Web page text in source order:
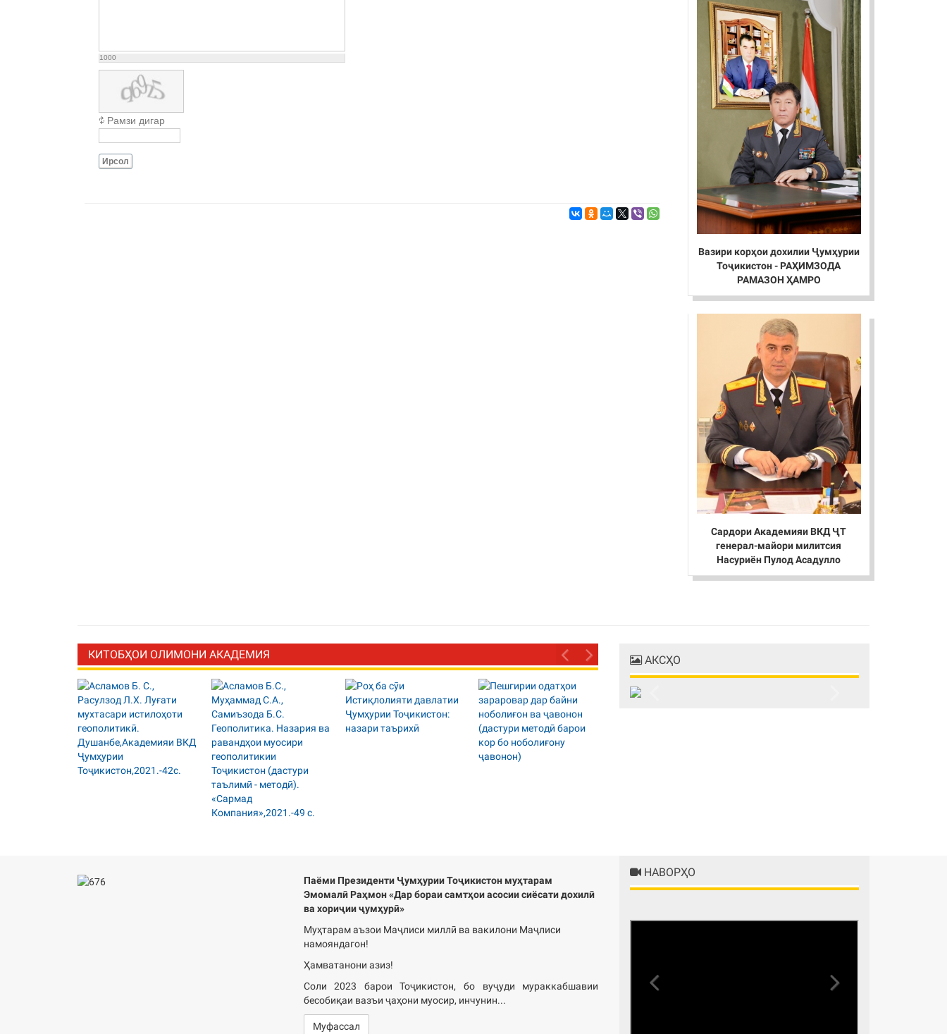
1000
Рамзи дигар
Ирсол
Вазири корҳои дохилии Ҷумҳурии
Тоҷикистон - РАҲИМЗОДА
РАМАЗОН ҲАМРО
Сардори Академияи ВКД ҶТ
генерал-майори милитсия
Насуриён Пулод Асадулло
КИТОБҲОИ ОЛИМОНИ АКАДЕМИЯ АКСҲО
Паёми Президенти Ҷумҳурии Тоҷикистон муҳтарам
Эмомалӣ Раҳмон «Дар бораи самтҳои асосии сиёсати дохилӣ
ва хориҷии ҷумҳурӣ»
Муҳтарам аъзои Маҷлиси миллӣ ва вакилони Маҷлиси
намояндагон!
Ҳамватанони азиз!
Соли 2023 барои Тоҷикистон, бо вуҷуди мураккабшавии
бесобиқаи вазъи ҷаҳони муосир, инчунин...
Муфассал
НАВОРҲО